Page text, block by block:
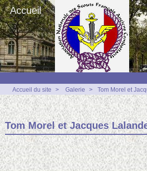
Accueil
Accueil du site > Galerie > Tom Morel et
Tom Morel et Jacques